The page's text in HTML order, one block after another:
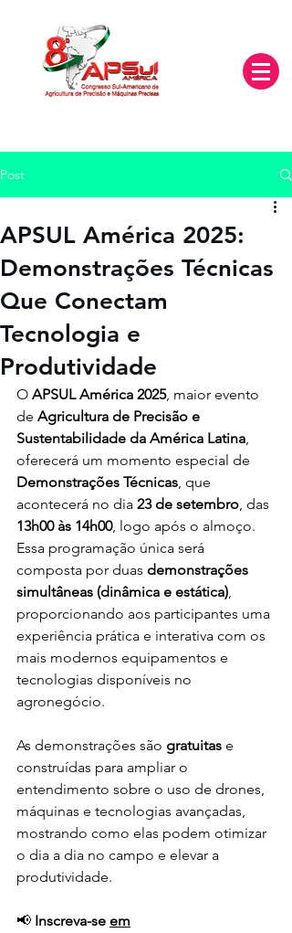
Post
APSUL América 2025:
Demonstrações Técnicas
Que Conectam
Tecnologia e
Produtividade
O APSUL América 2025, maior evento
de Agricultura de Precisão e
Sustentabilidade da América Latina,
oferecerá um momento especial de
Demonstrações Técnicas, que
acontecerá no dia 23 de setembro, das
13h00 às 14h00, logo após o almoço.
Essa programação única será
composta por duas demonstrações
simultâneas (dinâmica e estática),
proporcionando aos participantes uma
experiência prática e interativa com os
mais modernos equipamentos e
tecnologias disponíveis no
agronegócio.
As demonstrações são gratuitas e
construídas para ampliar o
entendimento sobre o uso de drones,
máquinas e tecnologias avançadas,
mostrando como elas podem otimizar
o dia a dia no campo e elevar a
produtividade.
📢 Inscreva-se em